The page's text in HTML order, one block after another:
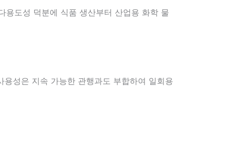
용도성 덕분에 식품 생산부터 산업용 화학 물
성은 지속 가능한 관행과도 부합하여 일회용